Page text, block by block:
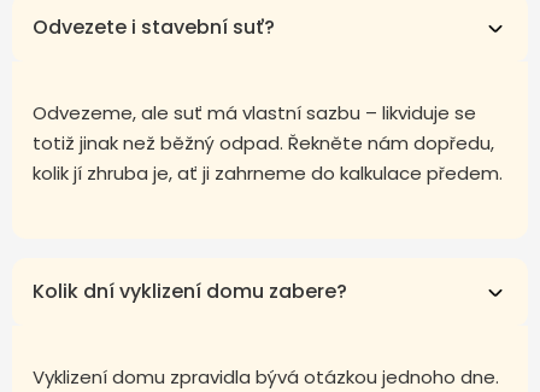
Odvezete i stavební suť?
Odvezeme, ale suť má vlastní sazbu – likviduje se
totiž jinak než běžný odpad. Řekněte nám dopředu,
kolik jí zhruba je, ať ji zahrneme do kalkulace předem.
Kolik dní vyklizení domu zabere?
Vyklizení domu zpravidla bývá otázkou jednoho dne.